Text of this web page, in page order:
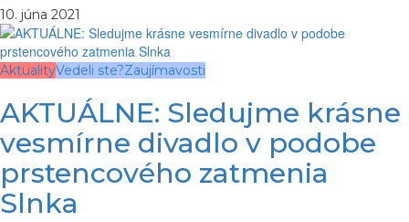
10. júna 2021
AktualityVedeli ste?Zaujímavosti
AKTUÁLNE: Sledujme krásne
vesmírne divadlo v podobe
prstencového zatmenia
Slnka